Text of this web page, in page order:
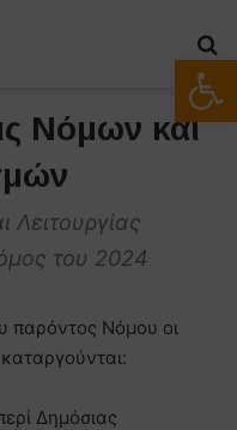
Νόμων και
Λειτουργίας
του 2024
παρόντος Νόμου οι
Δημόσιας